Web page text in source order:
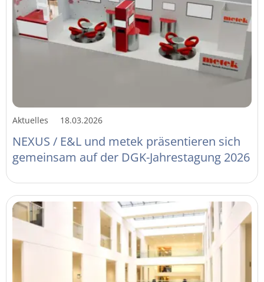
Aktuelles 18.03.2026
NEXUS / E&L und metek präsentieren sich
gemeinsam auf der DGK-Jahrestagung 2026